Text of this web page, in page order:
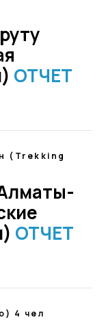
ОТЧЕТ
(Trekking
ОТЧЕТ
4 чел